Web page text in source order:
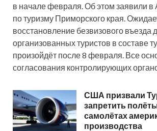
в начале февраля. Об этом заявили в
по туризму Приморского края.
восстановление безвизового въезда
организованных туристов в составе
произойдёт после 8 февраля. Все
согласования контролирующих
США призвали
запретить
самолётах
производства